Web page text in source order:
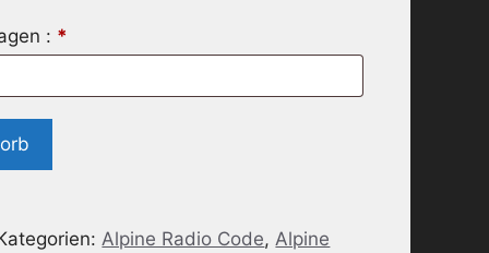
: *
Alpine Radio Code, Alpine